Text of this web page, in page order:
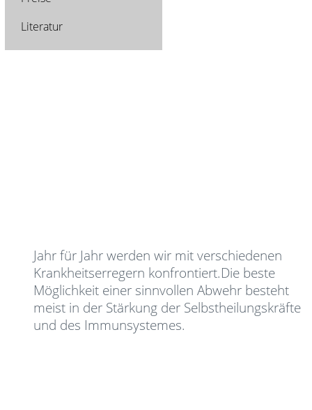
Literatur
Jahr für Jahr werden wir mit verschiedenen
Krankheitserregern konfrontiert.Die beste
Möglichkeit einer sinnvollen Abwehr besteht
meist in der Stärkung der Selbstheilungskräfte
und des Immunsystemes.